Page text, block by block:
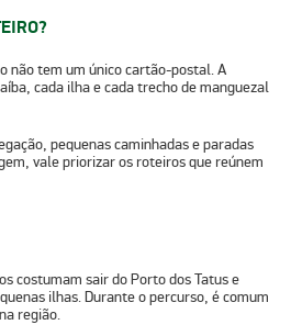
não tem um único cartão-postal. A
cada ilha e cada trecho de manguezal
pequenas caminhadas e paradas
vale priorizar os roteiros que reúnem
costumam sair doPorto dos Tatuse
ilhas. Durante o percurso, é comum
região.